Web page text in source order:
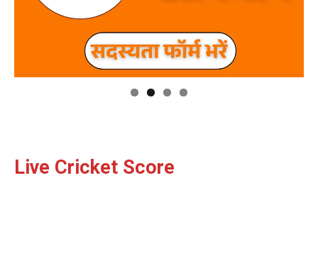
Live Cricket Score